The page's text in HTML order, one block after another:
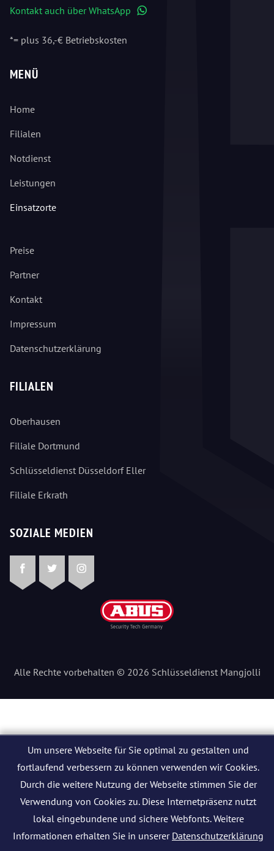
Kontakt auch über WhatsApp
*= plus 36,-€ Betriebskosten
MENÜ
Home
Filialen
Notdienst
Leistungen
Einsatzorte
Preise
Partner
Kontakt
Impressum
Datenschutzerklärung
FILIALEN
Oberhausen
Filiale Dortmund
Schlüsseldienst Düsseldorf Eller
Filiale Erkrath
SOZIALE MEDIEN
FacebookTwitterInstagram
Alle Rechte vorbehalten © 2026 Schlüsseldienst Mangjolli
Um unsere Webseite für Sie optimal zu gestalten und
fortlaufend verbessern zu können verwenden wir Cookies.
Durch die weitere Nutzung der Webseite stimmen Sie der
Verwendung von Cookies zu. Diese Internetpräsenz nutzt
lokal eingebundene und sichere Webfonts. Weitere
Informationen erhalten Sie in unserer Datenschutzerklärung